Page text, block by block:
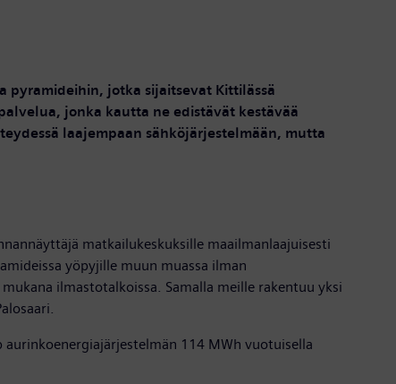
pyramideihin, jotka sijaitsevat Kittilässä
jonka kautta ne edistävät kestävää
laajempaan sähköjärjestelmään, mutta
matkailukeskuksille maailmanlaajuisesti
yöpyjille muun muassa ilman
ilmastotalkoissa. Samalla meille rakentuu yksi
114 MWh vuotuisella